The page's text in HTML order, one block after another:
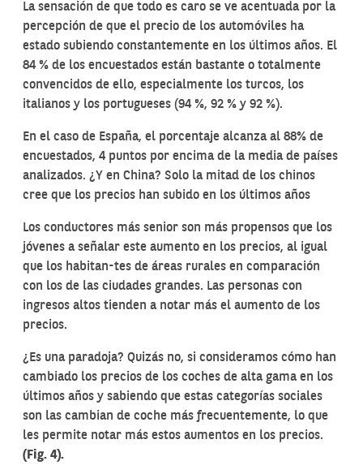
La sensación de que todo es caro se ve acentuada por la
percepción de que el precio de los automóviles ha
estado subiendo constantemente en los últimos años. El
84 % de los encuestados están bastante o totalmente
convencidos de ello, especialmente los turcos, los
italianos y los portugueses (94 %, 92 % y 92 %).
En el caso de España, el porcentaje alcanza al 88% de
encuestados, 4 puntos por encima de la media de países
analizados. ¿Y en China? Solo la mitad de los chinos
cree que los precios han subido en los últimos años
Los conductores más senior son más propensos que los
jóvenes a señalar este aumento en los precios, al igual
que los habitan-tes de áreas rurales en comparación
con los de las ciudades grandes. Las personas con
ingresos altos tienden a notar más el aumento de los
precios.
¿Es una paradoja? Quizás no, si consideramos cómo han
cambiado los precios de los coches de alta gama en los
últimos años y sabiendo que estas categorías sociales
son las cambian de coche más frecuentemente, lo que
les permite notar más estos aumentos en los precios.
(Fig. 4).